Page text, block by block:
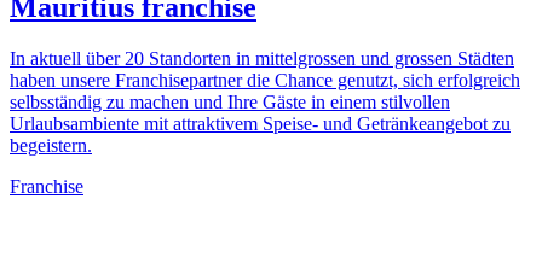
Mauritius franchise
In aktuell über 20 Standorten in mittelgrossen und grossen Städten
haben unsere Franchisepartner die Chance genutzt, sich erfolgreich
selbsständig zu machen und Ihre Gäste in einem stilvollen
Urlaubsambiente mit attraktivem Speise- und Getränkeangebot zu
begeistern.
Franchise